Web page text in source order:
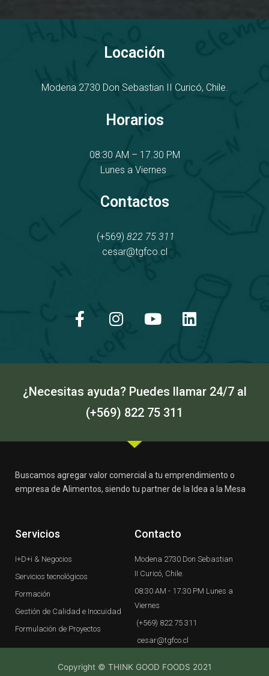
Locación
Modena 2730 Don Sebastian II Curicó, Chile.
Horarios
08:30 AM – 17.30 PM
Lunes a Viernes
Contactos
(+569) 822 75 311
cesar@tgfco.cl
c
e
o
k
s
t
g
a
m
u
t
b
n
k
d
n
¿Necesitas ayuda? Puedes llamar 24/7 al
(+569) 822 75 311
Buscamos agregar valor comercial a tu emprendimiento o
empresa de Alimentos, siendo tu partner de la Idea a la Mesa
Servicios
I+D+i & Negocios
Servicios tecnológicos
Formación
Gestión de Calidad e Inocuidad
Formulación de Proyectos
Contacto
Modena 2730 Don Sebastian
II Curicó, Chile.
08:30 AM - 17.30 PM Lunes a
Viernes
(+569) 822 75 311
cesar@tgfco.cl
Copyright © THINK GOOD FOODS 2021